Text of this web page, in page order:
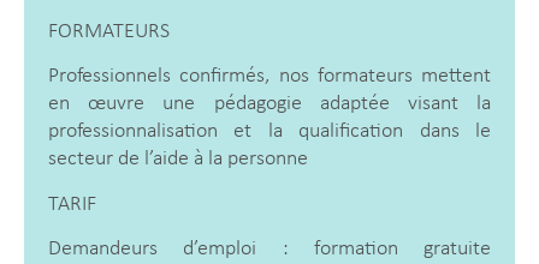
FORMATEURS
Professionnels confirmés, nos formateurs mettent
en œuvre une pédagogie adaptée visant la
professionnalisation et la qualification dans le
secteur de l’aide à la personne
TARIF
Demandeurs d’emploi : formation gratuite